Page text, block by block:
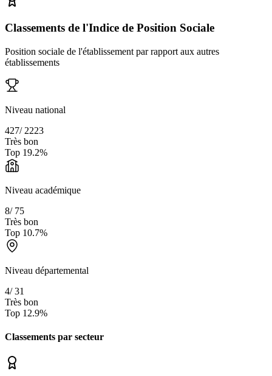
Classements de l'Indice de Position Sociale
Position sociale de l'établissement par rapport aux autres
établissements
Niveau national
427/ 2223
Très bon
Top 19.2%
Niveau académique
8/ 75
Très bon
Top 10.7%
Niveau départemental
4/31
Très bon
Top 12.9%
Classements par secteur